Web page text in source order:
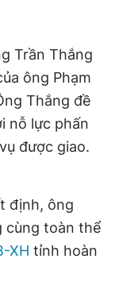
24.3.2020
Trần Thắng
ông Phạm
Thắng đề
nỗ lực phấn
được giao.
định, ông
cùng toàn thể
XH tỉnh hoàn